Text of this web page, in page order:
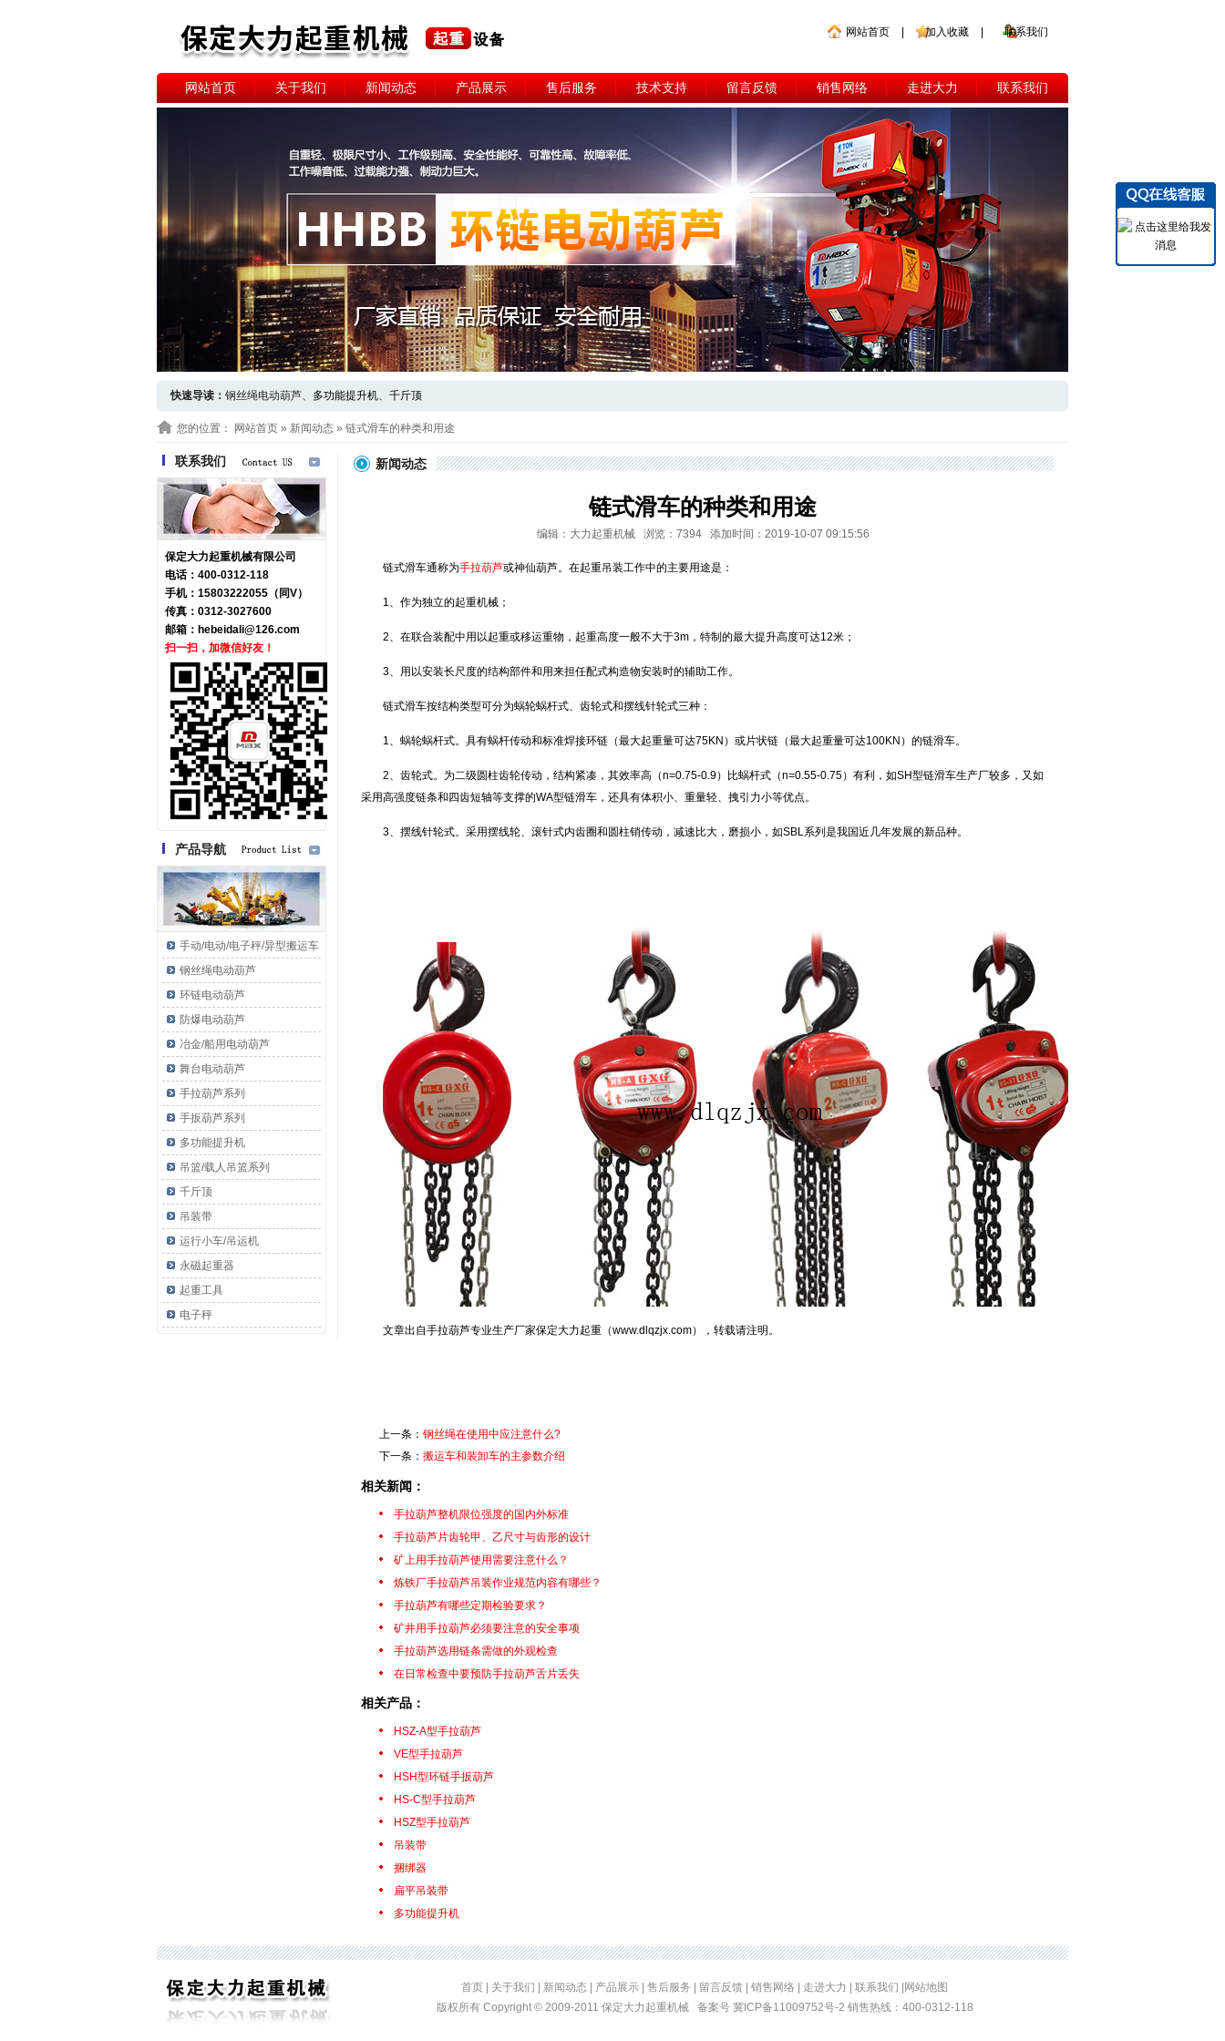
网站首页 加入收藏 联系我们
网站首页 关于我们 新闻动态 产品展示 售后服务 技术支持 留言反馈 销售网络 走进大力 联系我们
快速导读： 钢丝绳电动葫芦、 多功能提升机、 千斤顶
您的位置： 网站首页 » 新闻动态 » 链式滑车的种类和用途
联系我们
保定大力起重机械有限公司
电话：400-0312-118
手机：15803222055（同V）
传真：0312-3027600
邮箱： hebeidali@126.com
扫一扫，加微信好友！
产品导航
手动/电动/电子秤/异型搬运车
钢丝绳电动葫芦
环链电动葫芦
防爆电动葫芦
冶金/船用电动葫芦
舞台电动葫芦
手拉葫芦系列
手扳葫芦系列
多功能提升机
吊篮/载人吊篮系列
千斤顶
吊装带
运行小车/吊运机
永磁起重器
起重工具
电子秤
新闻动态
链式滑车的种类和用途
编辑：大力起重机械 浏览：7394 添加时间：2019-10-07 09:15:56
链式滑车通称为手拉葫芦或神仙葫芦。在起重吊装工作中的主要用途是：
1、作为独立的起重机械；
2、在联合装配中用以起重或移运重物，起重高度一般不大于3m，特制的最大提升高度可达12米；
3、用以安装长尺度的结构部件和用来担任配式构造物安装时的辅助工作。
链式滑车按结构类型可分为蜗轮蜗杆式、齿轮式和摆线针轮式三种：
1、蜗轮蜗杆式。具有蜗杆传动和标准焊接环链（最大起重量可达75KN）或片状链（最大起重量可达100KN）的链滑车。
2、齿轮式。为二级圆柱齿轮传动，结构紧凑，其效率高（n=0.75-0.9）比蜗杆式（n=0.55-0.75）有利，如SH型链滑车生产厂较多，又如
采用高强度链条和四齿短轴等支撑的WA型链滑车，还具有体积小、重量轻、拽引力小等优点。
3、摆线针轮式。采用摆线轮、滚针式内齿圈和圆柱销传动，减速比大，磨损小，如SBL系列是我国近几年发展的新品种。
文章出自手拉葫芦专业生产厂家保定大力起重（www.dlqzjx.com），转载请注明。
上一条： 钢丝绳在使用中应注意什么?
下一条： 搬运车和装卸车的主参数介绍
相关新闻：
手拉葫芦整机限位强度的国内外标准
手拉葫芦片齿轮甲、乙尺寸与齿形的设计
矿上用手拉葫芦使用需要注意什么？
炼铁厂手拉葫芦吊装作业规范内容有哪些？
手拉葫芦有哪些定期检验要求？
矿井用手拉葫芦必须要注意的安全事项
手拉葫芦选用链条需做的外观检查
在日常检查中要预防手拉葫芦舌片丢失
相关产品：
HSZ-A型手拉葫芦
VE型手拉葫芦
HSH型环链手扳葫芦
HS-C型手拉葫芦
HSZ型手拉葫芦
吊装带
捆绑器
扁平吊装带
多功能提升机
首页 关于我们 新闻动态 产品展示 售后服务 留言反馈 销售网络 走进大力 联系我们
网站地图
版权所有 Copyright © 2009-2011 保定大力起重机械 备案号 冀ICP备11009752号-2 销售热线：400-0312-118